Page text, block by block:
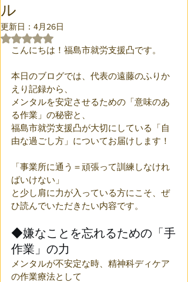
ル
更新日： 4月26日
5つ星のうちNaNと評価されています。
こんにちは！福島市就労支援凸です。
本日のブログでは、代表の遠藤のふりか
えり記録から、
メンタルを安定させるための「意味のあ
る作業」の秘密と、
福島市就労支援凸が大切にしている「自
由な過ごし方」についてお届けします！
「事業所に通う＝頑張って訓練しなけれ
ばいけない」
と少し肩に力が入っている方にこそ、ぜ
ひ読んでいただきたい内容です。
◆嫌なことを忘れるための「手
作業」の力
メンタルが不安定な時、精神科ディケア
の作業療法として